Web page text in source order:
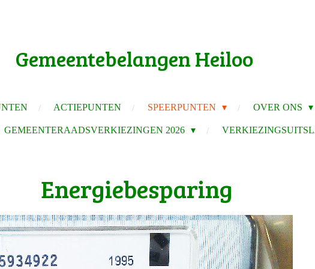
Gemeentebelangen Heiloo
ACTIEPUNTEN SPEERPUNTEN OVER ONS
GEMEENTERAADSVERKIEZINGEN 2026
Energiebesparing